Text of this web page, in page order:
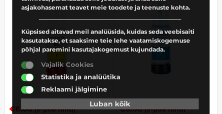
€6.00 (e-poe hind)
€6.00 (e-poe hind)
asjakohasemat teavet meie toodete ja teenuste kohta.
Küpsised aitavad meil analüüsida, kuidas seda veebisaiti
kasutatakse, et saaksime teie lehe vaatamiskogemuse
põhjal paremini kasutajakogemust kujundada.
Vajalik Cookies
Statistika ja analüütika
Reklaami jälgimine
Luban kõik